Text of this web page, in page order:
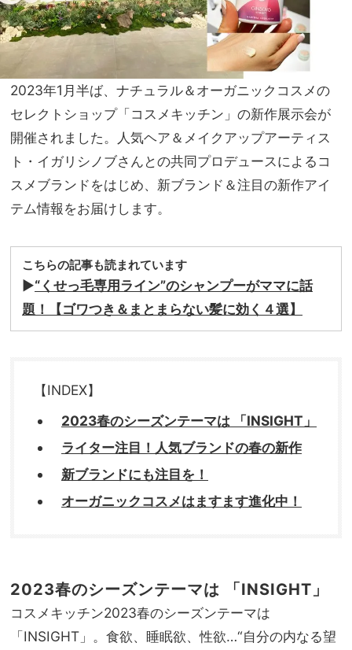
2023年1月半ば、ナチュラル＆オーガニックコスメの
セレクトショップ「コスメキッチン」の新作展示会が
開催されました。人気ヘア＆メイクアップアーティス
ト・イガリシノブさんとの共同プロデュースによるコ
スメブランドをはじめ、新ブランド＆注目の新作アイ
テム情報をお届けします。
こちらの記事も読まれています
▶︎“くせっ毛専用ライン”のシャンプーがママに話
題！【ゴワつき＆まとまらない髪に効く４選】
【INDEX】
2023春のシーズンテーマは 「INSIGHT」
ライター注目！人気ブランドの春の新作
新ブランドにも注目を！
オーガニックコスメはますます進化中！
2023春のシーズンテーマは 「INSIGHT」
コスメキッチン2023春のシーズンテーマは
「INSIGHT」。食欲、睡眠欲、性欲…“自分の内なる望